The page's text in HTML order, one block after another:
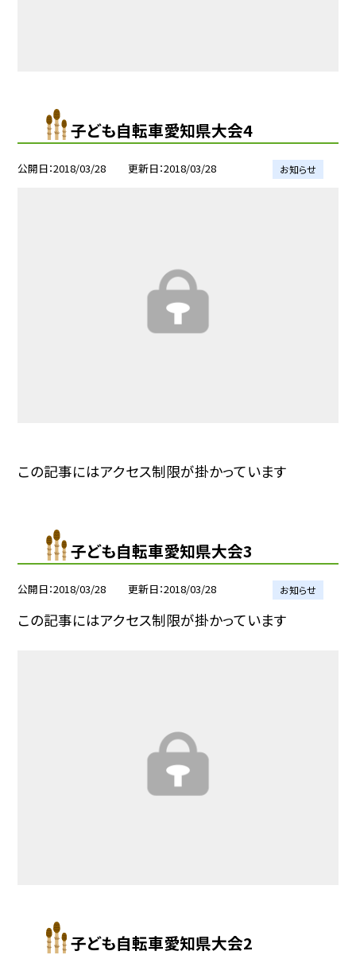
子ども自転車愛知県大会4
公開日 2018/03/28 更新日 2018/03/28 お知らせ
この記事にはアクセス制限が掛かっています
子ども自転車愛知県大会3
公開日 2018/03/28 更新日 2018/03/28 お知らせ
この記事にはアクセス制限が掛かっています
子ども自転車愛知県大会2